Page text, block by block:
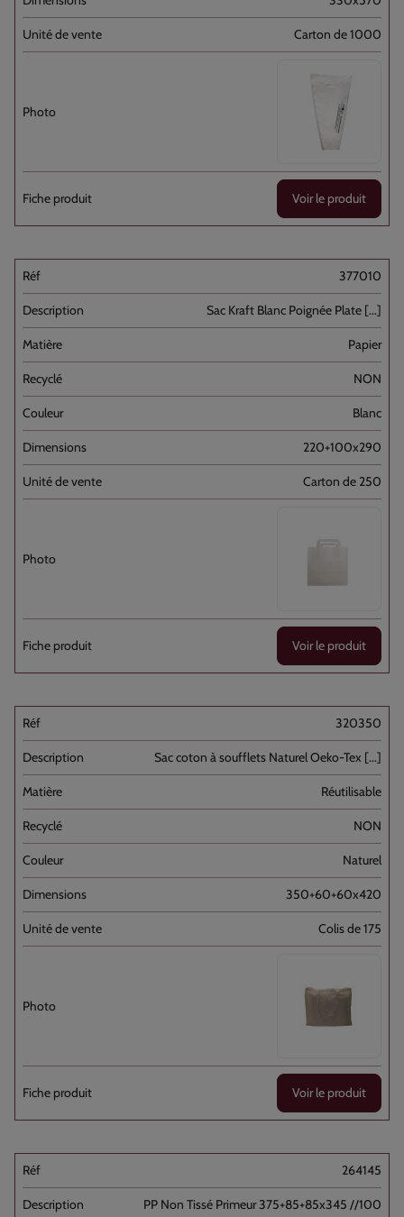
Carton de 1000
Voir le produit
377010
Sac Kraft Blanc Poignée Plate [...]
Papier
NON
Blanc
220+100x290
Carton de 250
Voir le produit
320350
Sac coton à soufflets Naturel Oeko-Tex [...]
Réutilisable
NON
Naturel
350+60+60x420
Colis de 175
Voir le produit
264145
PP Non Tissé Primeur 375+85+85x345 //100